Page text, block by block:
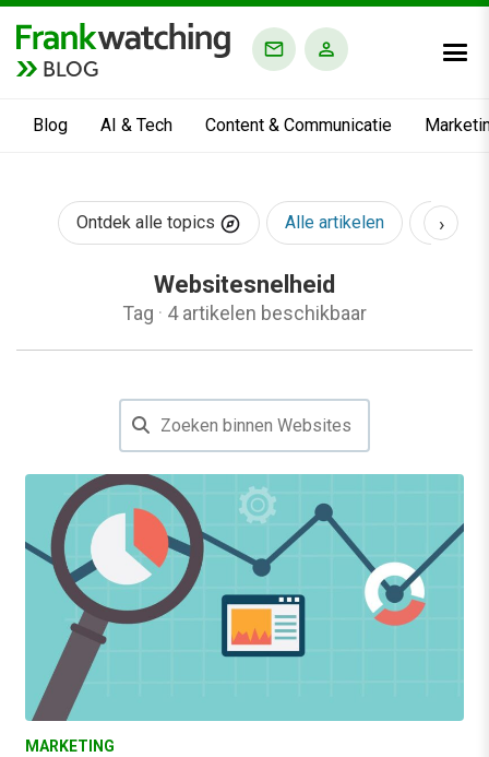
BLOG
Blog AI & Tech Content & Communicatie
Ontdek alle topics Alle artikelen AI &
›
Websitesnelheid
Tag · 4 artikelen beschikbaar
MARKETING